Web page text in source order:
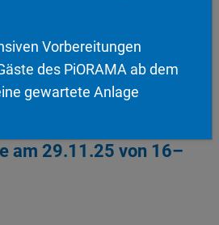
am 29.11.25 von 16–
Vorbereitungen
des PiORAMA ab dem
gewartete Anlage